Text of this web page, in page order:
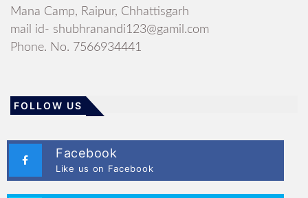
Mana Camp, Raipur, Chhattisgarh
mail id- shubhranandi123@gamil.com
Phone. No. 7566934441
FOLLOW US
Facebook
Like us on Facebook